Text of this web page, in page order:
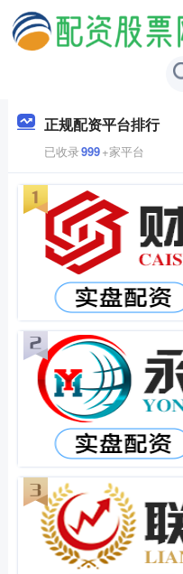
正规配资平台排行
已收录999+家平台